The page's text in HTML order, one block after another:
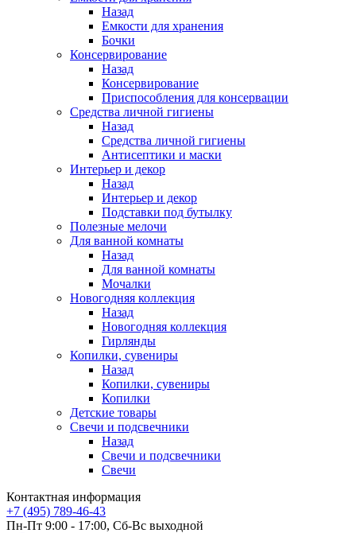
Назад
Емкости для хранения
Бочки
Консервирование
Назад
Консервирование
Приспособления для консервации
Средства личной гигиены
Назад
Средства личной гигиены
Антисептики и маски
Интерьер и декор
Назад
Интерьер и декор
Подставки под бутылку
Полезные мелочи
Для ванной комнаты
Назад
Для ванной комнаты
Мочалки
Новогодняя коллекция
Назад
Новогодняя коллекция
Гирлянды
Копилки, сувениры
Назад
Копилки, сувениры
Копилки
Детские товары
Свечи и подсвечники
Назад
Свечи и подсвечники
Свечи
Контактная информация
+7 (495) 789-46-43
Пн-Пт 9:00 - 17:00, Сб-Вс выходной